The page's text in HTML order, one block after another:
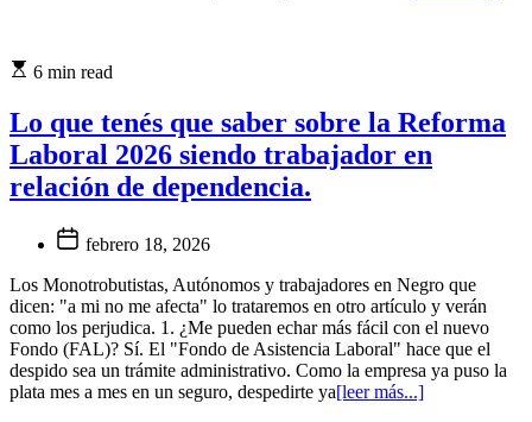
6 min read
Lo que tenés que saber sobre la Reforma
Laboral 2026 siendo trabajador en
relación de dependencia.
febrero 18, 2026
Los Monotrobutistas, Autónomos y trabajadores en Negro que
dicen: "a mi no me afecta" lo trataremos en otro artículo y verán
como los perjudica. 1. ¿Me pueden echar más fácil con el nuevo
Fondo (FAL)? Sí. El "Fondo de Asistencia Laboral" hace que el
despido sea un trámite administrativo. Como la empresa ya puso la
plata mes a mes en un seguro, despedirte ya[leer más...]